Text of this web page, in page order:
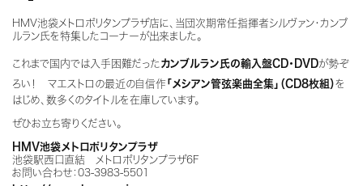
HMV池袋メトロポリタンプラザ店に、当団次期常任指揮者シルヴァン・カンブ
ルラン氏を特集したコーナーが出来ました。
これまで国内では入手困難だった カンブルラン氏の輸入盤CD・DVDが勢ぞ
ろい！ マエストロの最近の自信作 「メシアン管弦楽曲全集」（CD8枚組）を
はじめ、数多くのタイトルを在庫しています。
ぜひお立ち寄りください。
HMV池袋メトロポリタンプラザ
池袋駅西口直結 メトロポリタンプラザ6F
お問い合わせ：03-3983-5501